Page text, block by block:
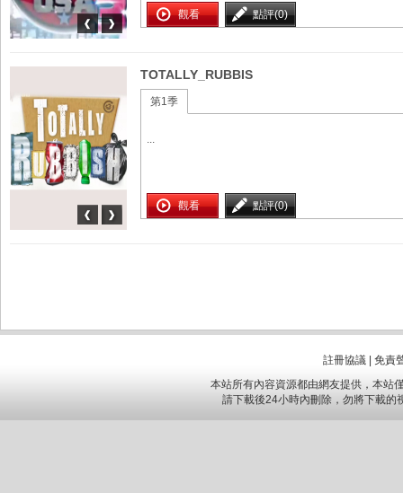
觀看 點評(0)
TOTALLY_RUBBIS
第1季
...
觀看 點評(0)
註冊協議
免責
本站所有內容資源都由網友提供，本站
請下載後24小時內刪除，勿將下載的